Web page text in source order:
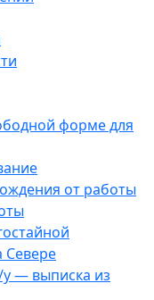
форме для
от работы
Севере
— выписка из